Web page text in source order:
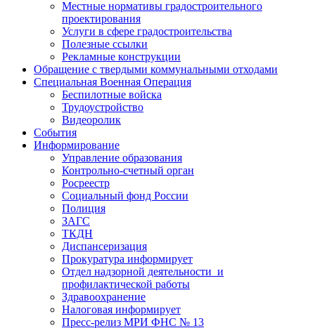
Местные нормативы градостроительного
проектирования
Услуги в сфере градостроительства
Полезные ссылки
Рекламные конструкции
Обращение с твердыми коммунальными отходами
Специальная Военная Операция
Беспилотные войска
Трудоустройство
Видеоролик
События
Информирование
Управление образования
Контрольно-счетный орган
Росреестр
Социальный фонд России
Полиция
ЗАГС
ТКДН
Диспансеризация
Прокуратура информирует
Отдел надзорной деятельности и
профилактической работы
Здравоохранение
Налоговая информирует
Пресс-релиз МРИ ФНС № 13